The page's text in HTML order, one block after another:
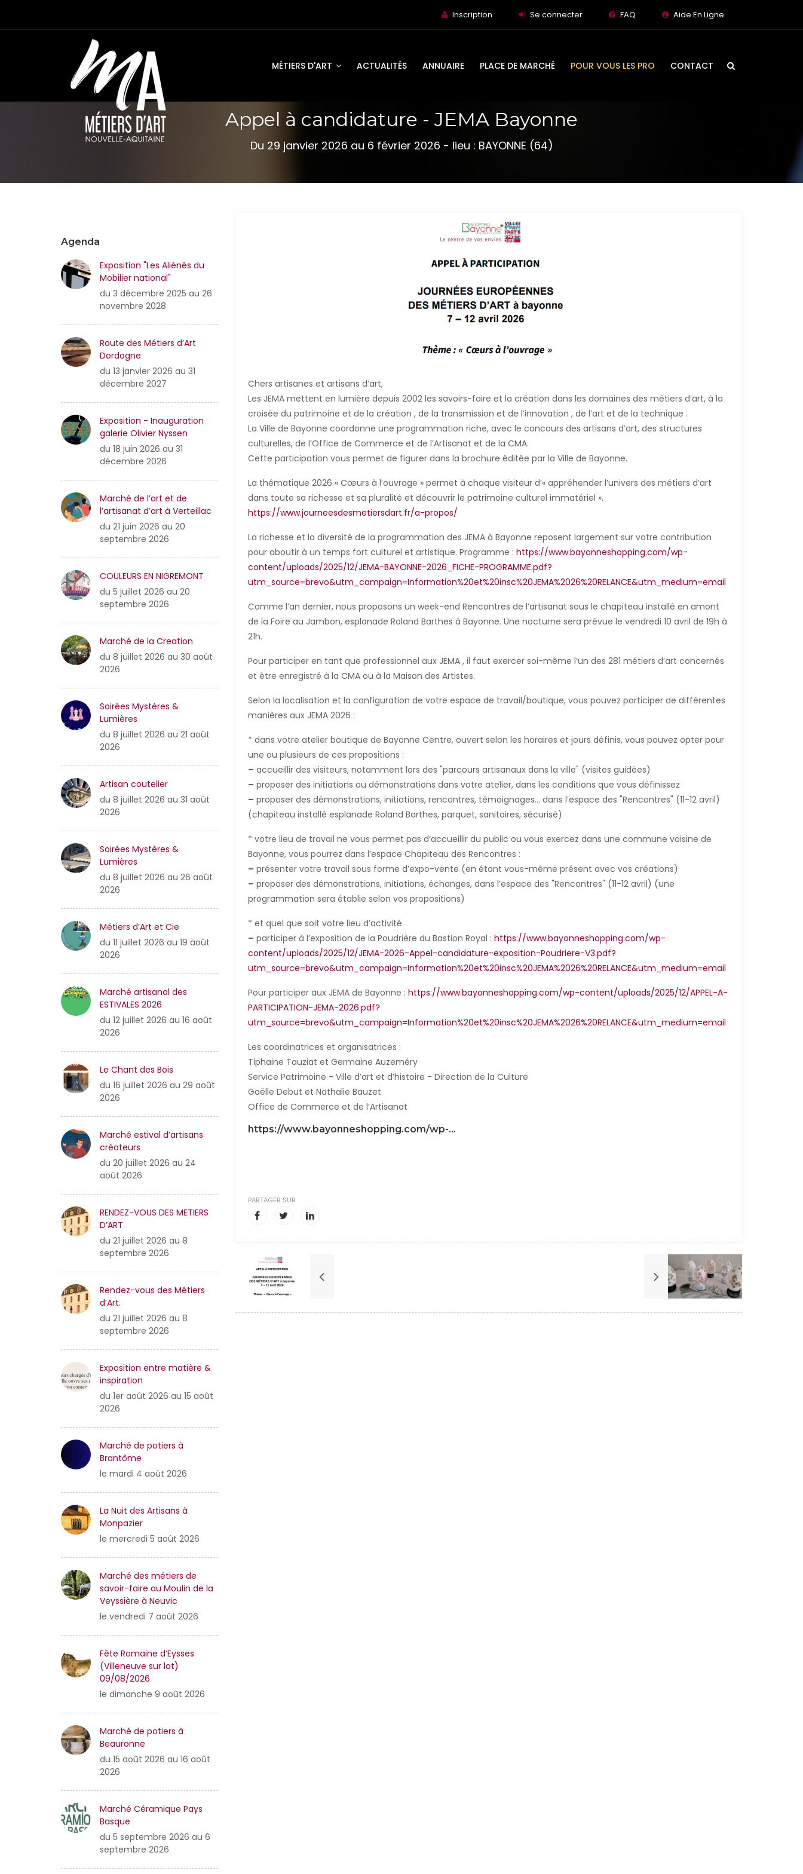
Inscription Se connecter FAQ Aide En Ligne
MÉTIERS D'ART ACTUALITÉS ANNUAIRE PLACE DE MARCHÉ POUR VOUS LES PRO CONTACT
Appel à candidature - JEMA Bayonne
Du 29 janvier 2026 au 6 février 2026 - lieu : BAYONNE (64)
Agenda
Exposition "Les Aliénés du
Mobilier national"
du 3 décembre 2025 au 26
novembre 2028
Route des Métiers d’Art
Dordogne
du 13 janvier 2026 au 31
décembre 2027
Exposition - Inauguration
galerie Olivier Nyssen
du 18 juin 2026 au 31
décembre 2026
Marché de l’art et de
l’artisanat d’art à Verteillac
du 21 juin 2026 au 20
septembre 2026
COULEURS EN NIGREMONT
du 5 juillet 2026 au 20
septembre 2026
Marché de la Creation
du 8 juillet 2026 au 30 août
2026
Soirées Mystères &
Lumières
du 8 juillet 2026 au 21 août
2026
Artisan coutelier
du 8 juillet 2026 au 31 août
2026
Soirées Mystères &
Lumières
du 8 juillet 2026 au 26 août
2026
Métiers d’Art et Cie
du 11 juillet 2026 au 19 août
2026
Marché artisanal des
ESTIVALES 2026
du 12 juillet 2026 au 16 août
2026
Le Chant des Bois
du 16 juillet 2026 au 29 août
2026
Marché estival d’artisans
créateurs
du 20 juillet 2026 au 24
août 2026
RENDEZ-VOUS DES METIERS
D’ART
du 21 juillet 2026 au 8
septembre 2026
Rendez-vous des Métiers
d’Art.
du 21 juillet 2026 au 8
septembre 2026
Exposition entre matière &
inspiration
du 1er août 2026 au 15 août
2026
Marché de potiers à
Brantôme
le mardi 4 août 2026
La Nuit des Artisans à
Monpazier
le mercredi 5 août 2026
Marché des métiers de
savoir-faire au Moulin de la
Veyssière à Neuvic
le vendredi 7 août 2026
Fête Romaine d’Eysses
(Villeneuve sur lot)
09/08/2026
le dimanche 9 août 2026
Marché de potiers à
Beauronne
du 15 août 2026 au 16 août
2026
Marché Céramique Pays
Basque
du 5 septembre 2026 au 6
septembre 2026
Chers artisanes et artisans d’art,
Les JEMA mettent en lumière depuis 2002 les savoirs-faire et la création dans les domaines des métiers d’art, à la
croisée du patrimoine et de la création , de la transmission et de l’innovation , de l’art et de la technique .
La Ville de Bayonne coordonne une programmation riche, avec le concours des artisans d’art, des structures
culturelles, de l’Office de Commerce et de l’Artisanat et de la CMA.
Cette participation vous permet de figurer dans la brochure éditée par la Ville de Bayonne.
La thématique 2026 « Cœurs à l’ouvrage » permet à chaque visiteur d’« appréhender l’univers des métiers d’art
dans toute sa richesse et sa pluralité et découvrir le patrimoine culturel immatériel ».
https://www.journeesdesmetiersdart.fr/a-propos/
La richesse et la diversité de la programmation des JEMA à Bayonne reposent largement sur votre contribution
pour aboutir à un temps fort culturel et artistique. Programme : https://www.bayonneshopping.com/wp-
content/uploads/2025/12/JEMA-BAYONNE-2026_FICHE-PROGRAMME.pdf?
utm_source=brevo&utm_campaign=Information%20et%20insc%20JEMA%2026%20RELANCE&utm_medium=email
Comme l’an dernier, nous proposons un week-end Rencontres de l’artisanat sous le chapiteau installé en amont
de la Foire au Jambon, esplanade Roland Barthes à Bayonne. Une nocturne sera prévue le vendredi 10 avril de 19h à
21h.
Pour participer en tant que professionnel aux JEMA , il faut exercer soi-même l’un des 281 métiers d’art concernés
et être enregistré à la CMA ou à la Maison des Artistes.
Selon la localisation et la configuration de votre espace de travail/boutique, vous pouvez participer de différentes
manières aux JEMA 2026 :
* dans votre atelier boutique de Bayonne Centre, ouvert selon les horaires et jours définis, vous pouvez opter pour
une ou plusieurs de ces propositions :
– accueillir des visiteurs, notamment lors des "parcours artisanaux dans la ville" (visites guidées)
– proposer des initiations ou démonstrations dans votre atelier, dans les conditions que vous définissez
– proposer des démonstrations, initiations, rencontres, témoignages... dans l’espace des "Rencontres" (11-12 avril)
(chapiteau installé esplanade Roland Barthes, parquet, sanitaires, sécurisé)
* votre lieu de travail ne vous permet pas d’accueillir du public ou vous exercez dans une commune voisine de
Bayonne, vous pourrez dans l’espace Chapiteau des Rencontres :
– présenter votre travail sous forme d’expo-vente (en étant vous-même présent avec vos créations)
– proposer des démonstrations, initiations, échanges, dans l’espace des "Rencontres" (11-12 avril) (une
programmation sera établie selon vos propositions)
* et quel que soit votre lieu d’activité
– participer à l’exposition de la Poudrière du Bastion Royal : https://www.bayonneshopping.com/wp-
content/uploads/2025/12/JEMA-2026-Appel-candidature-exposition-Poudriere-V3.pdf?
utm_source=brevo&utm_campaign=Information%20et%20insc%20JEMA%2026%20RELANCE&utm_medium=email
Pour participer aux JEMA de Bayonne : https://www.bayonneshopping.com/wp-content/uploads/2025/12/APPEL-A-
PARTICIPATION-JEMA-2026.pdf?
utm_source=brevo&utm_campaign=Information%20et%20insc%20JEMA%2026%20RELANCE&utm_medium=email
Les coordinatrices et organisatrices :
Tiphaine Tauziat et Germaine Auzeméry
Service Patrimoine - Ville d’art et d’histoire - Direction de la Culture
Gaëlle Debut et Nathalie Bauzet
Office de Commerce et de l’Artisanat
https://www.bayonneshopping.com/wp-...
PARTAGER SUR